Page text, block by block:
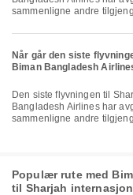
sammenligne andre
Når går den siste
Biman Bangladesh
Den siste flyvningen til Sharjah internasjonale lufthavn med Biman
Bangladesh Airlines har
sammenligne andre
Populær rute med
til Sharjah